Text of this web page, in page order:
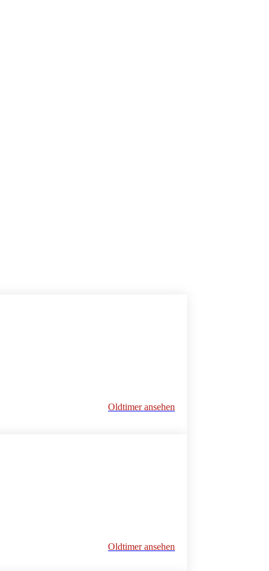
Oldtimer ansehen
Oldtimer ansehen